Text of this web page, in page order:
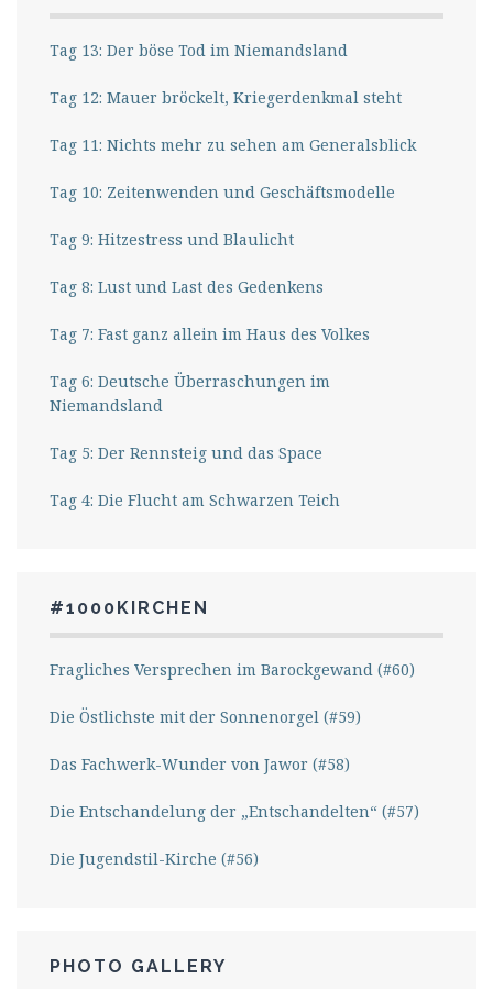
Tag 13: Der böse Tod im Niemandsland
Tag 12: Mauer bröckelt, Kriegerdenkmal steht
Tag 11: Nichts mehr zu sehen am Generalsblick
Tag 10: Zeitenwenden und Geschäftsmodelle
Tag 9: Hitzestress und Blaulicht
Tag 8: Lust und Last des Gedenkens
Tag 7: Fast ganz allein im Haus des Volkes
Tag 6: Deutsche Überraschungen im
Niemandsland
Tag 5: Der Rennsteig und das Space
Tag 4: Die Flucht am Schwarzen Teich
#1000KIRCHEN
Fragliches Versprechen im Barockgewand (#60)
Die Östlichste mit der Sonnenorgel (#59)
Das Fachwerk-Wunder von Jawor (#58)
Die Entschandelung der „Entschandelten“ (#57)
Die Jugendstil-Kirche (#56)
PHOTO GALLERY